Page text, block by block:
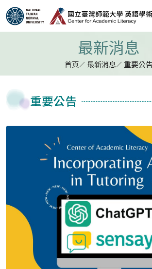
跳到主要內容區塊
最新消息
首頁 最新消息 重要公告
重要公告